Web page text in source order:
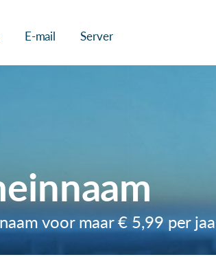
E-mail Server
voor maar€ 5,99 per